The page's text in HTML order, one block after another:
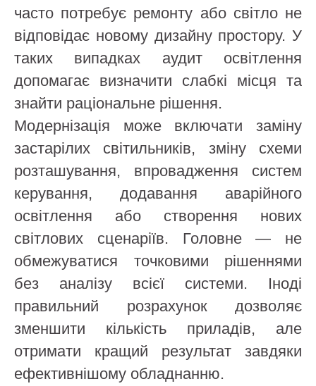
часто потребує ремонту або світло не
відповідає новому дизайну простору. У
таких випадках аудит освітлення
допомагає визначити слабкі місця та
знайти раціональне рішення.
Модернізація може включати заміну
застарілих світильників, зміну схеми
розташування, впровадження систем
керування, додавання аварійного
освітлення або створення нових
світлових сценаріїв. Головне — не
обмежуватися точковими рішеннями
без аналізу всієї системи. Іноді
правильний розрахунок дозволяє
зменшити кількість приладів, але
отримати кращий результат завдяки
ефективнішому обладнанню.